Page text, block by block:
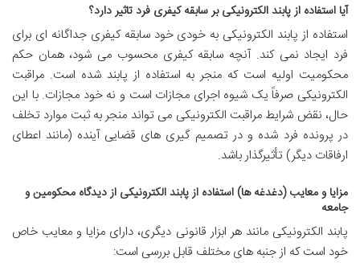
آیا استفاده از پابند الکترونیکی بر سابقه کیفری فرد تاثیر دارد؟
استفاده از پابند الکترونیکی به خودی خود سابقه کیفری جداگانه ای برای
فرد ایجاد نمی کند. آنچه سابقه کیفری محسوب می شود، همان حکم
محکومیت اولیه است که منجر به استفاده از پابند شده است. مراقبت
الکترونیکی صرفاً یک شیوه اجرای مجازات است و نه خود مجازات. با این
حال، نقض شرایط مراقبت الکترونیکی می تواند منجر به ثبت موارد تخلف
در پرونده فرد شده و در تصمیم گیری های قضایی آینده (مانند اعطای
ارفاقات دیگر) تأثیرگذار باشد.
مزایا و معایب (دغدغه ها) استفاده از پابند الکترونیکی از دیدگاه محکومین و
جامعه
پابند الکترونیکی مانند هر ابزار قانونی دیگری، دارای مزایا و معایب خاص
خود است که از جنبه های مختلف قابل بررسی است: